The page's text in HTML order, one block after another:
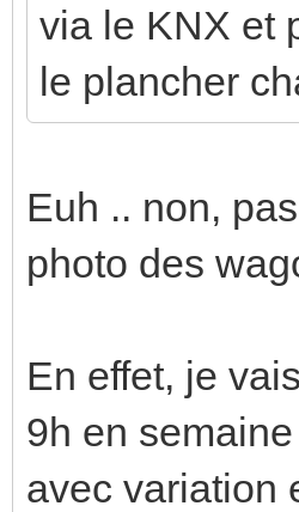
via le KNX et
le plancher
Euh .. non,
photo des
En effet, je
9h en
avec variation